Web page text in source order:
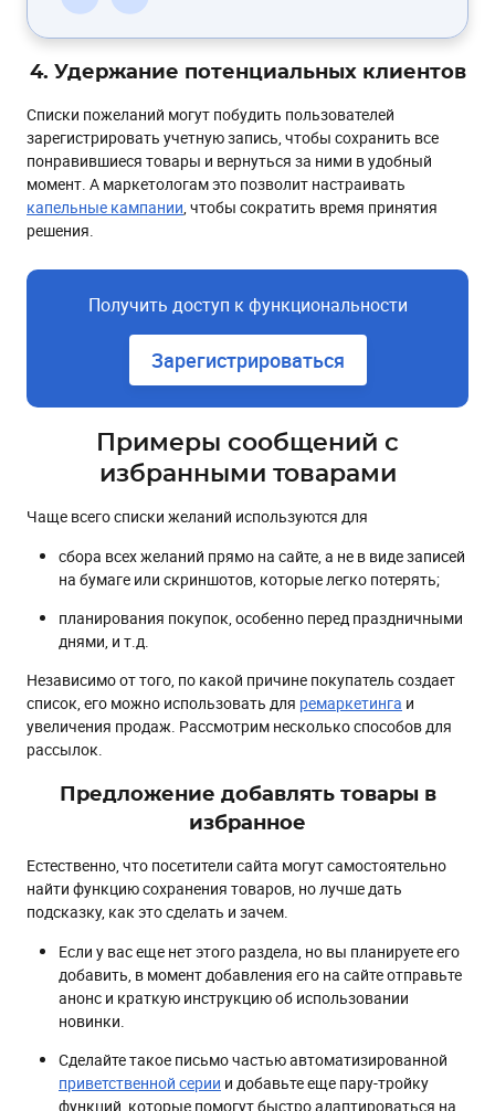
4. Удержание потенциальных клиентов
Списки пожеланий могут побудить пользователей
зарегистрировать учетную запись, чтобы сохранить все
понравившиеся товары и вернуться за ними в удобный
момент. А маркетологам это позволит настраивать
капельные кампании, чтобы сократить время принятия
решения.
Получить доступ к функциональности
Зарегистрироваться
Примеры сообщений с
избранными товарами
Чаще всего списки желаний используются для
сбора всех желаний прямо на сайте, а не в виде записей
на бумаге или скриншотов, которые легко потерять;
планирования покупок, особенно перед праздничными
днями, и т.д.
Независимо от того, по какой причине покупатель создает
список, его можно использовать для ремаркетинга и
увеличения продаж. Рассмотрим несколько способов для
рассылок.
Предложение добавлять товары в
избранное
Естественно, что посетители сайта могут самостоятельно
найти функцию сохранения товаров, но лучше дать
подсказку, как это сделать и зачем.
Если у вас еще нет этого раздела, но вы планируете его
добавить, в момент добавления его на сайте отправьте
анонс и краткую инструкцию об использовании
новинки.
Сделайте такое письмо частью автоматизированной
приветственной серии и добавьте еще пару-тройку
функций, которые помогут быстро адаптироваться на